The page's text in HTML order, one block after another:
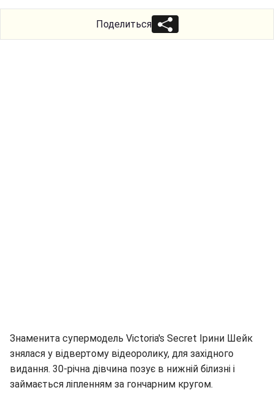
Поделиться
Знаменита супермодель Victoria's Secret Ірини Шейк
знялася у відвертому відеоролику, для західного
видання. 30-річна дівчина позує в нижній білизні і
займається ліпленням за гончарним кругом.